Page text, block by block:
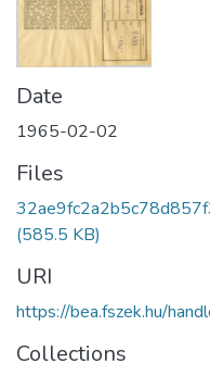
Date
1965-02-02
Files
(585.5 KB)
URI
https://bea.fszek.hu/
Collections